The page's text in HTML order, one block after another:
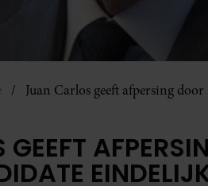
Juan Carlos geeft afpersing